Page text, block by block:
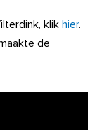
klik hier.
de